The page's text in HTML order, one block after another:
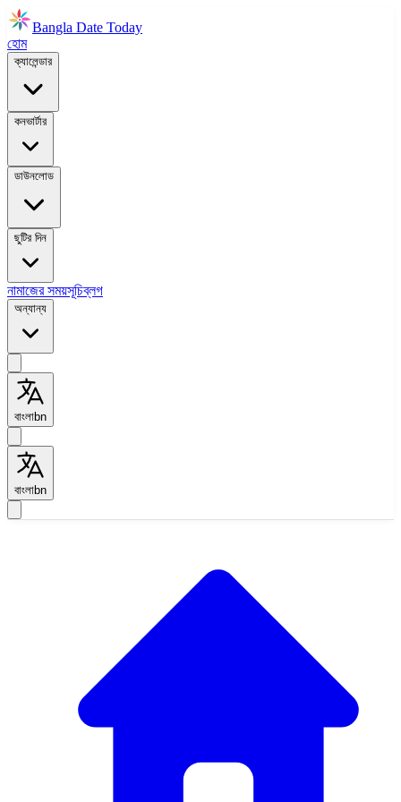
Bangla Date Today
হোম
ক্যালেন্ডার
কনভার্টার
ডাউনলোড
ছুটির দিন
নামাজের সময়সূচিব্লগ
অন্যান্য
বাংলাbn
বাংলাbn